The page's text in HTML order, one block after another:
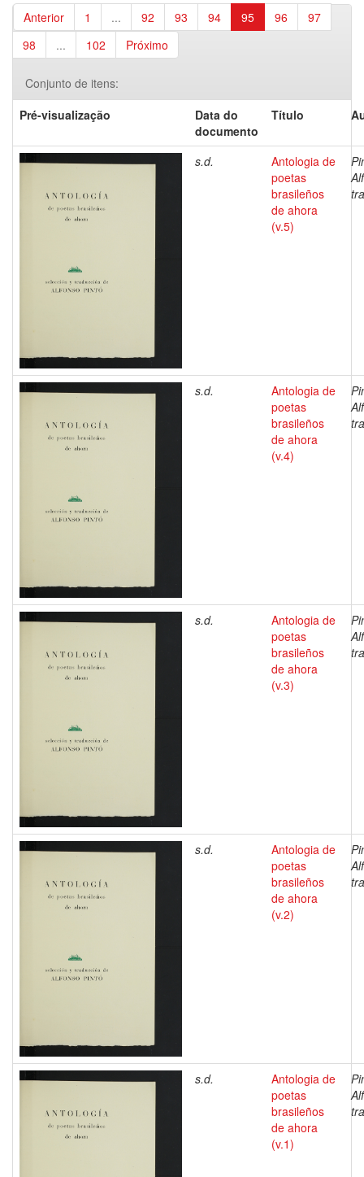
Anterior 1 ... 92 93 94 95 96
97
98
... 102 Próximo
Conjunto de itens:
Pré-visualização
Data do
documento
Título
s.d.
Antologia de
poetas
brasileños
de ahora
(v.5)
s.d.
Antologia de
poetas
brasileños
de ahora
(v.4)
s.d.
Antologia de
poetas
brasileños
de ahora
(v.3)
s.d.
Antologia de
poetas
brasileños
de ahora
(v.2)
s.d.
Antologia de
poetas
brasileños
de ahora
(v.1)